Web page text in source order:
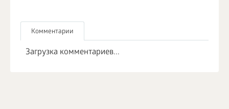
Комментарии
Загрузка комментариев...